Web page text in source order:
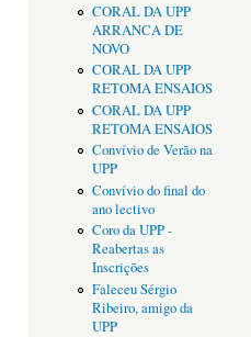
CORAL DA UPP
ARRANCA DE
NOVO
CORAL DA UPP
RETOMA ENSAIOS
CORAL DA UPP
RETOMA ENSAIOS
Convívio de Verão na
UPP
Convívio do final do
ano lectivo
Coro da UPP -
Reabertas as
Inscrições
Faleceu Sérgio
Ribeiro, amigo da
UPP